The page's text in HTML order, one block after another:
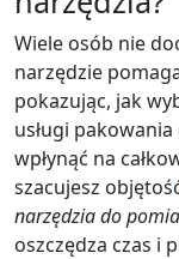
Wiele osób nie
narzędzie
pokazując, jak
usługi
wpłynąć na
szacujesz
narzędzia do
oszczędza czas i